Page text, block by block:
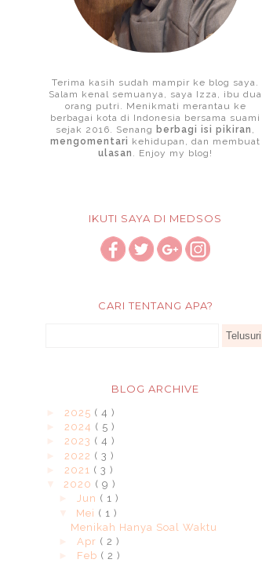
Terima kasih sudah mampir ke blog saya.
Salam kenal semuanya, saya Izza, ibu dua
orang putri. Menikmati merantau ke
berbagai kota di Indonesia bersama suami
sejak 2016. Senang berbagi isi pikiran ,
mengomentari kehidupan, dan membuat
ulasan . Enjoy my blog!
IKUTI SAYA DI MEDSOS
CARI TENTANG APA?
BLOG ARCHIVE
2025 ( 4 )
2024 ( 5 )
2023 ( 4 )
2022 ( 3 )
2021 ( 3 )
2020 ( 9 )
Jun ( 1 )
Mei ( 1 )
Menikah Hanya Soal Waktu
Apr ( 2 )
Feb ( 2 )